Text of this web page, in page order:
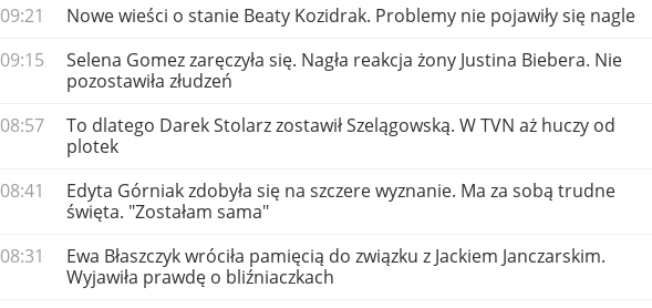
09:21
Nowe wieści o stanie Beaty Kozidrak. Problemy nie pojawiły się nagle
09:15
Selena Gomez zaręczyła się. Nagła reakcja żony Justina Biebera. Nie
pozostawiła złudzeń
08:57
To dlatego Darek Stolarz zostawił Szelągowską. W TVN aż huczy od
plotek
08:41
Edyta Górniak zdobyła się na szczere wyznanie. Ma za sobą trudne
święta. "Zostałam sama"
08:31
Ewa Błaszczyk wróciła pamięcią do związku z Jackiem Janczarskim.
Wyjawiła prawdę o bliźniaczkach